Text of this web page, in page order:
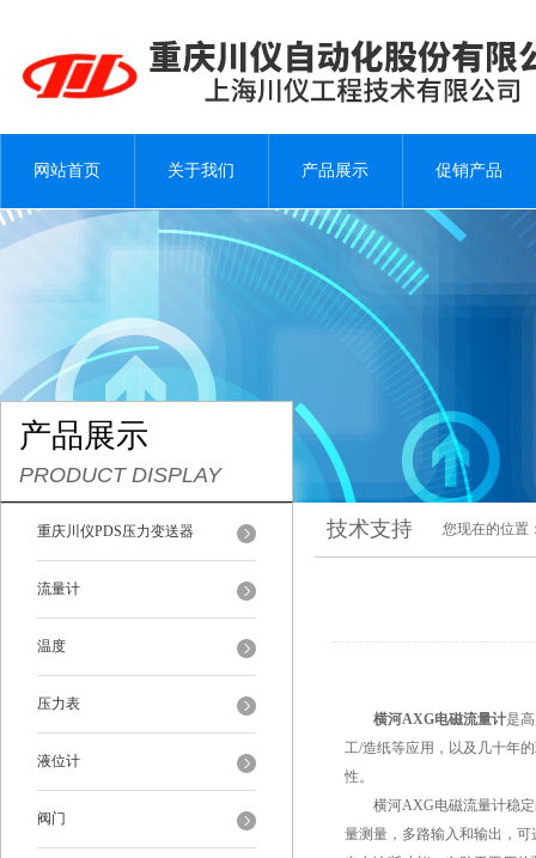
网站首页 关于我们 产品展示 促销产品
产品展示
PRODUCT DISPLAY
重庆川仪PDS压力变送器
流量计
温度
压力表
液位计
阀门
技术支持 您现在的位置
横河AXG电磁流量计是
工/造纸等应用，以及几十年
性。
横河AXG电磁流量计稳定
量测量，多路输入和输出，